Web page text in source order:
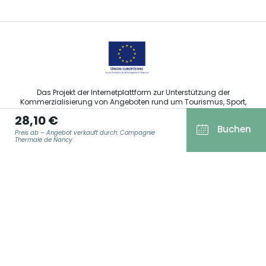
28,10 €
Preis ab – Angebot verkauft durch: Compagnie
Thermale de Nancy
Buchen
Das Projekt der Internetplattform zur Unterstützung der
Kommerzialisierung von Angeboten rund um Tourismus, Sport,
Kultur und Weintourismus in der Region Grand Est wurde im
Rahmen der Maßnahmen der Europäischen Union zur
Abfederung der COVID-19-Pandemie vom Europäischen Fonds
für regionale Entwicklung (EFRE) finanziert.